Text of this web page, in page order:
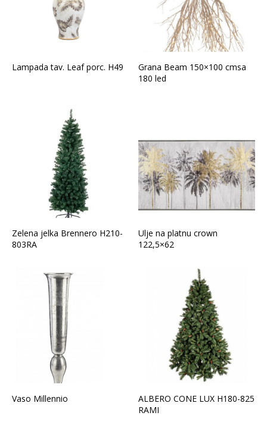
Lampada tav. Leaf porc. H49
Grana Beam 150×100 cmsa
180 led
Zelena jelka Brennero H210-
803RA
Ulje na platnu crown
122,5×62
Vaso Millennio
ALBERO CONE LUX H180-825
RAMI